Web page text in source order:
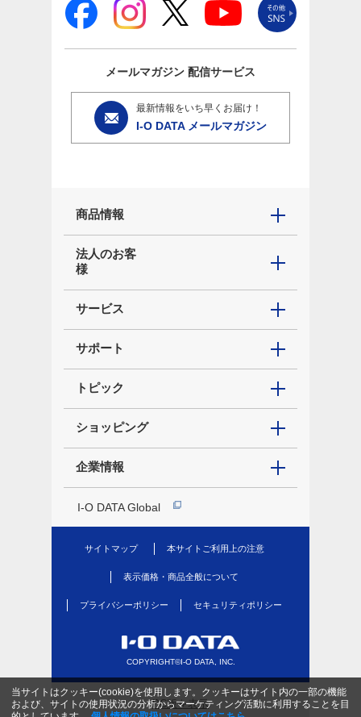
メールマガジン 配信サービス
最新情報をいち早くお届け！
I-O DATA メールマガジン
商品情報
法人のお客
様
サービス
サポート
トピック
ショッピング
企業情報
I-O DATA Global
サイトマップ 本サイトご利用上の注意
表示価格・商品全般について
プライバシーポリシー セキュリティポリシー
COPYRIGHT©I-O DATA, INC.
当サイトはクッキー(cookie)を使用します。クッキーはサイト内の一部の機能
および、サイトの使用状況の分析からマーケティング活動に利用することを目
PC版を表示